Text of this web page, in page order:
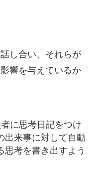
し合い、それらが
響を与えているか
に思考日記をつけ
出来事に対して自動
思考を書き出すよう